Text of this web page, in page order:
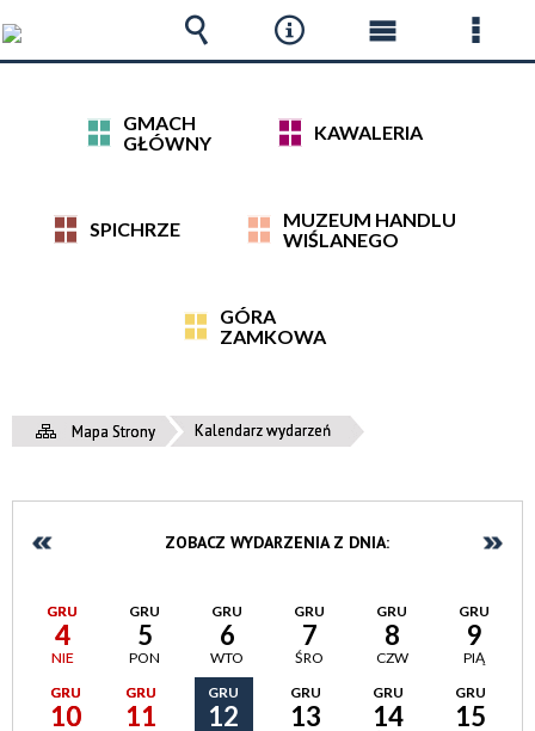
GMACH
GŁÓWNY
KAWALERIA
SPICHRZE
MUZEUM HANDLU
WIŚLANEGO
GÓRA
ZAMKOWA
Mapa Strony Kalendarz wydarzeń
ZOBACZ WYDARZENIA Z DNIA:
GRU
4
NIE
GRU
5
PON
GRU
6
WTO
GRU
7
ŚRO
GRU
8
CZW
GRU
9
PIĄ
GRU
10
GRU
11
GRU
12
GRU
13
GRU
14
GRU
15
Wyszukiwarka
Narzędzia
Menu Menu